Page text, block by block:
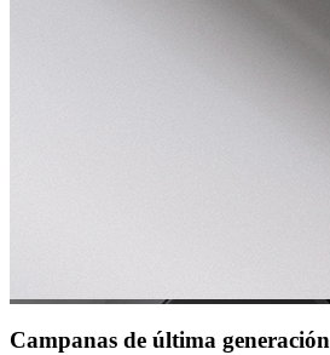
Campanas de última generación